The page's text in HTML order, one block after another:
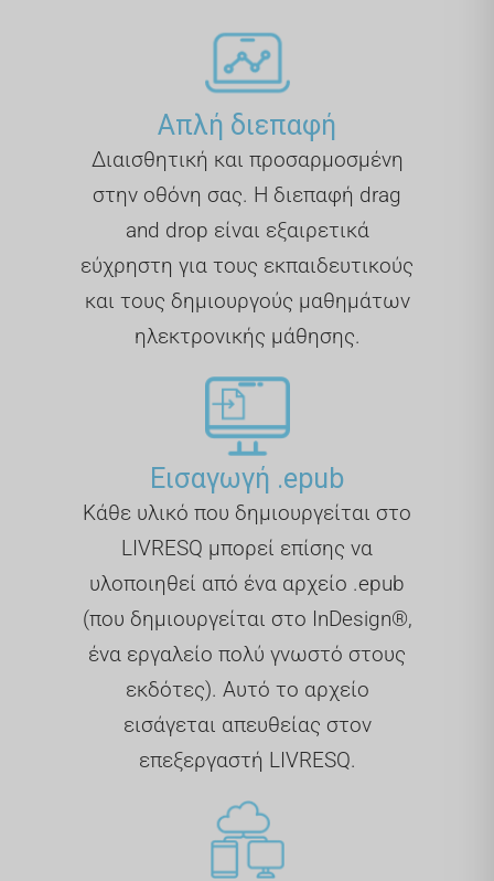
Απλή διεπαφή
Διαισθητική και προσαρμοσμένη
στην οθόνη σας. Η διεπαφή drag
and drop είναι εξαιρετικά
εύχρηστη για τους εκπαιδευτικούς
και τους δημιουργούς μαθημάτων
ηλεκτρονικής μάθησης.
Εισαγωγή .epub
Κάθε υλικό που δημιουργείται στο
LIVRESQ μπορεί επίσης να
υλοποιηθεί από ένα αρχείο .epub
(που δημιουργείται στο InDesign®,
ένα εργαλείο πολύ γνωστό στους
εκδότες). Αυτό το αρχείο
εισάγεται απευθείας στον
επεξεργαστή LIVRESQ.